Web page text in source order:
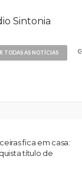
Sintonia
TODAS AS NOTÍCIAS
fica em casa:
título de